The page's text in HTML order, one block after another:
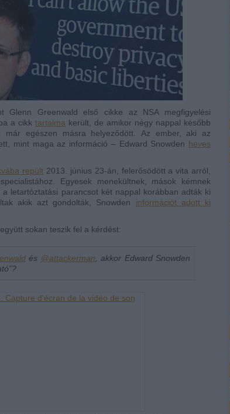
Glenn Greenwald első cikke az NSA megfigyelési
a cikk tartalma került, de amikor négy nappal később
egészen másra helyeződött. Az ember, aki az
mint maga az információ – Edward Snowden heves
repült 2013. június 23-án, felerősödött a vita arról,
Egyesek menekültnek, mások kémnek
letartóztatási parancsot két nappal korábban adták ki
akik azt gondolták, Snowden információt adott ki
sokan teszik fel a kérdést:
és @attackerman , akkor Edward Snowden